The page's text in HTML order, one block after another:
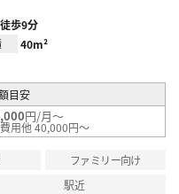
歩9分
40m²
目安
円/月～
用他 40,000円～
ファミリー向け
駅近